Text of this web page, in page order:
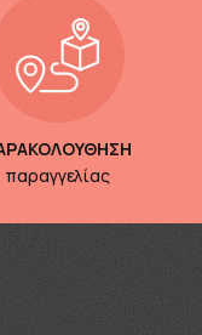
παραγγελίας